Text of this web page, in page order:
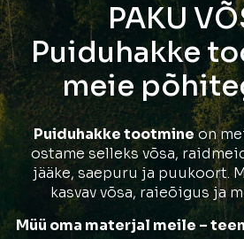
PAKU
Puiduhakke
meie
Puiduhakke tootmineon
ostame selleks võsa,
jääke, saepuru ja puukoort.
kasvav võsa, raieõigus ja
Müü oma materjal meile –